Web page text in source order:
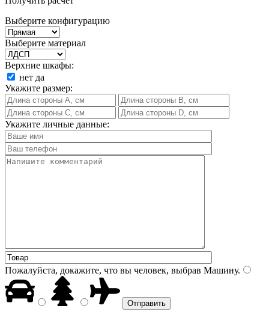
Выберите конфигурацию
Выберите материал
Верхние шкафы:
нет да
Укажите размер:
Укажите личные данные:
Пожалуйста, докажите, что вы человек, выбрав Машину.